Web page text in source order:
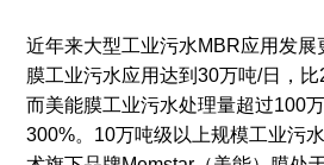
近年来大型工业污水MBR应用发展
膜工业污水应用达到30万吨/日，比
而美能膜工业污水处理量超过100
300%。10万吨级以上规模工业污